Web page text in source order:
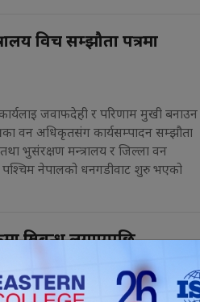
विच सम्झौता पत्रमा
जवाफदेही र परिणाम मुखी बनाउन
वन अधिकृतसंग कार्यसम्पादन सम्झौता
भुसंरक्षण मन्त्रालय र जिल्ला वन
नेपालको धनगडीवाट शुरु भएको
प्रतिबन्ध लगाएपछि